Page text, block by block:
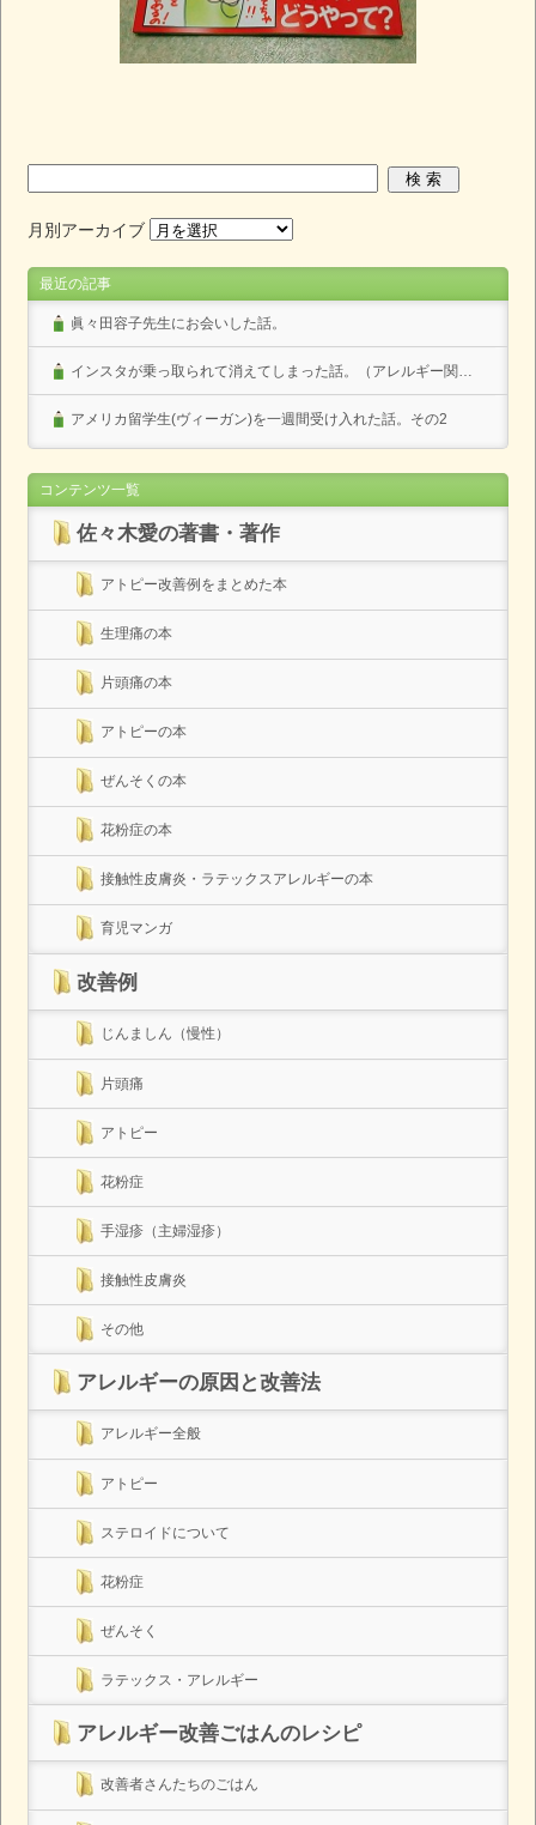
月別アーカイブ
最近の記事
眞々田容子先生にお会いした話。
インスタが乗っ取られて消えてしまった話。（アレルギー関係なし）
アメリカ留学生(ヴィーガン)を一週間受け入れた話。その2
コンテンツ一覧
佐々木愛の著書・著作
アトピー改善例をまとめた本
生理痛の本
片頭痛の本
アトピーの本
ぜんそくの本
花粉症の本
接触性皮膚炎・ラテックスアレルギーの本
育児マンガ
改善例
じんましん（慢性）
片頭痛
アトピー
花粉症
手湿疹（主婦湿疹）
接触性皮膚炎
その他
アレルギーの原因と改善法
アレルギー全般
アトピー
ステロイドについて
花粉症
ぜんそく
ラテックス・アレルギー
アレルギー改善ごはんのレシピ
改善者さんたちのごはん